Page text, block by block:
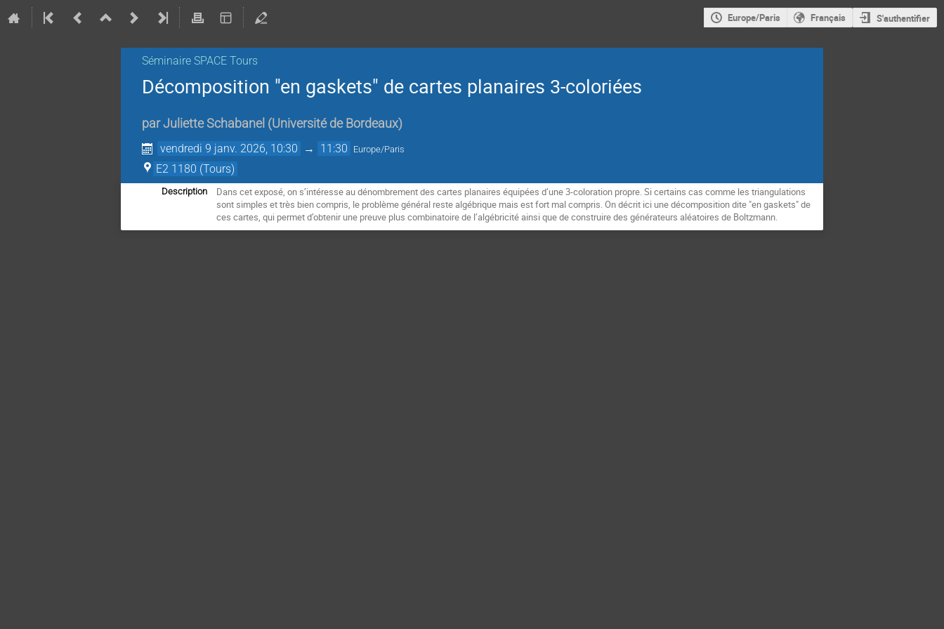
Europe/Paris Français S'authentifier
Séminaire SPACE Tours
Décomposition "en gaskets" de cartes planaires 3-coloriées
parJuliette Schabanel (Université de Bordeaux)
vendredi 9 janv. 2026, 10:30 → 11:30 Europe/Paris
E2 1180 (Tours)
Description
Dans cet exposé, on s’intéresse au dénombrement des cartes planaires équipées d’une 3-coloration propre. Si certains cas comme les triangulations
sont simples et très bien compris, le problème général reste algébrique mais est fort mal compris. On décrit ici une décomposition dite "en gaskets" de
ces cartes, qui permet d’obtenir une preuve plus combinatoire de l’algébricité ainsi que de construire des générateurs aléatoires de Boltzmann.